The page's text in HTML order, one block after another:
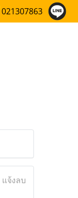
021307863
แจ้งลบ